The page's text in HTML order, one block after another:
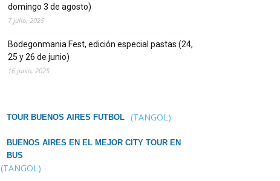
domingo 3 de agosto)
7 julio, 2025
Bodegonmania Fest, edición especial pastas (24,
25 y 26 de junio)
16 junio, 2025
TOUR BUENOS AIRES FUTBOL (TANGOL)
BUENOS AIRES EN EL MEJOR CITY TOUR EN
BUS
(TANGOL)